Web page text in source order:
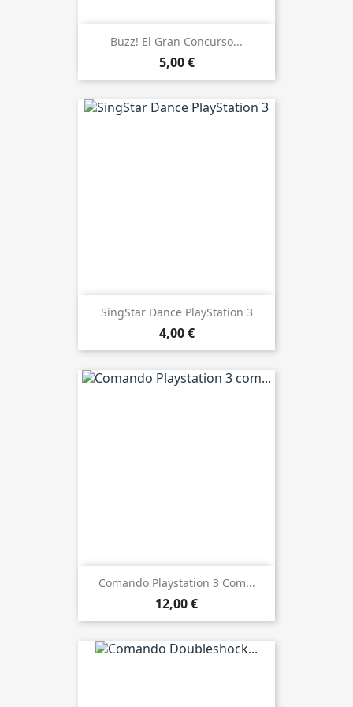
Buzz! El Gran Concurso...
5,00 €
SingStar Dance PlayStation 3
4,00 €
Comando Playstation 3 Com...
12,00 €